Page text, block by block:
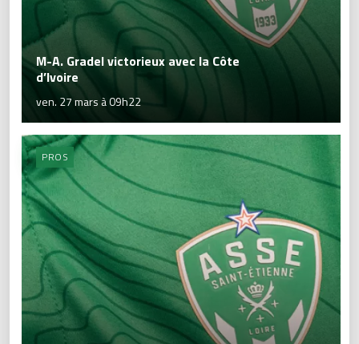
M-A. Gradel victorieux avec la Côte
d’Ivoire
ven. 27 mars à 09h22
PROS